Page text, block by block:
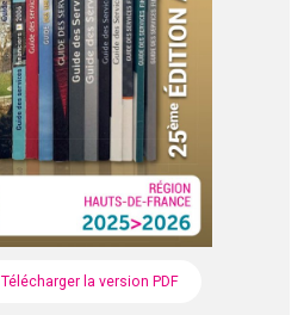
Télécharger la version PDF